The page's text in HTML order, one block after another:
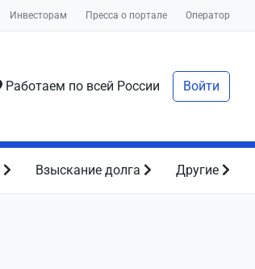
Инвесторам Пресса о портале Оператор
Работаем по всей России Войти
Взыскание долга Другие